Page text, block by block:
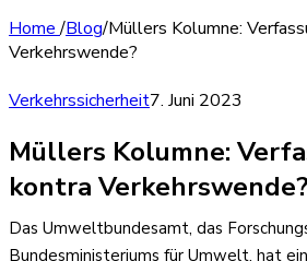
Home/Blog/Müllers Kolumne:
Verkehrswende?
Verkehrssicherheit7. Juni 2023
Müllers Kolumne:
kontra Verkehrswende?
Das Umweltbundesamt, das
Bundesministeriums für Umwelt, hat